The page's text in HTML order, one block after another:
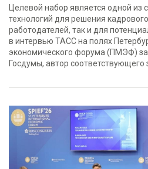
Целевой набор является одной
технологий для решения
работодателей, так и для
в интервью ТАСС на полях
экономического форума (ПМЭФ)
Госдумы, автор соответствующего